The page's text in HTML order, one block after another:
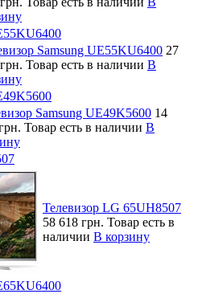
Samsung UE55KU6400 27
Товар есть в наличии В
Samsung UE49K5600 14
Товар есть в наличии В
Телевизор LG 65UH8507
58 618 грн. Товар есть в
наличии В корзину